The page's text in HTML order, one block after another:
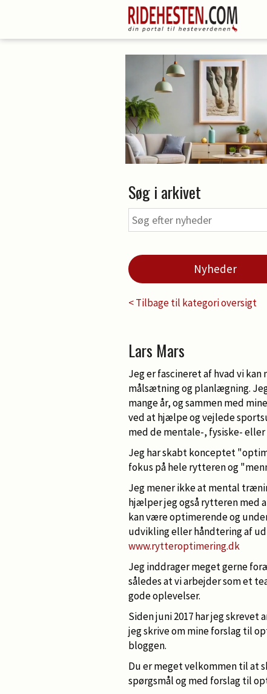
Søg i arkivet
Nyheder
< Tilbage til kategori oversigt
Lars Mars
Jeg er fascineret af hvad vi
målsætning og planlægning.
mange år, og sammen med
ved at hjælpe og vejlede
med de mentale-, fysiske-
Jeg har skabt konceptet
fokus på hele rytteren og
Jeg mener ikke at mental
hjælper jeg også rytteren med
kan være optimerende og
udvikling eller håndtering af
www.rytteroptimering.dk
Jeg inddrager meget gerne
således at vi arbejder som et
gode oplevelser.
Siden juni 2017 har jeg
jeg skrive om mine forslag til
bloggen.
Du er meget velkommen til at
spørgsmål og med forslag til